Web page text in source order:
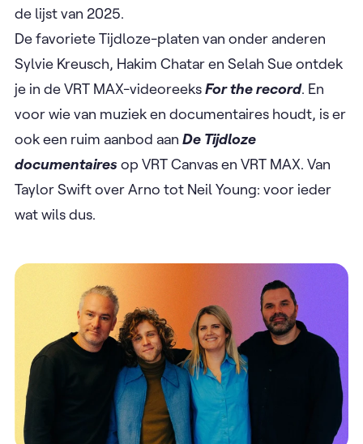
de lijst van 2025.
De favoriete Tijdloze-platen van onder anderen
Sylvie Kreusch, Hakim Chatar en Selah Sue ontdek
je in de VRT MAX-videoreeksFor the record. En
voor wie van muziek en documentaires houdt, is er
ook een ruim aanbod aan De Tijdloze
documentairesop VRT Canvas en VRT MAX. Van
Taylor Swift over Arno tot Neil Young: voor ieder
wat wils dus.